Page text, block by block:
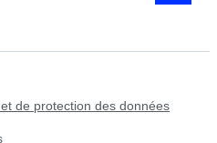
de protection des données